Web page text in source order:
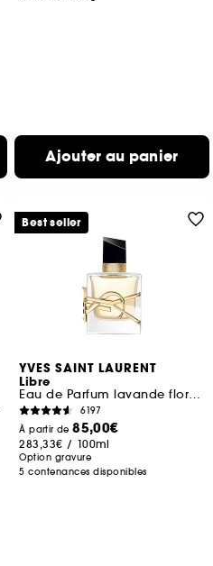
Ajouter au panier
YVES SAINT LAURENT
Libre
Eau de Parfum lavande florale rechargeable pour femme
6197
À partir de85,00€
283,33€ / 100ml
Option gravure
5 contenances disponibles
Best seller